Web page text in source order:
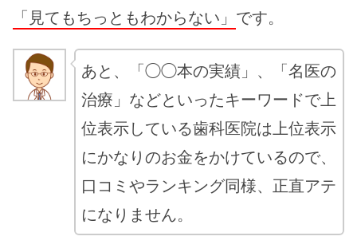
「見てもちっともわからない」 です。
あと、「◯◯本の実績」、「名医の
治療」などといったキーワードで上
位表示している歯科医院は上位表示
にかなりのお金をかけているので、
口コミやランキング同様、正直アテ
になりません。